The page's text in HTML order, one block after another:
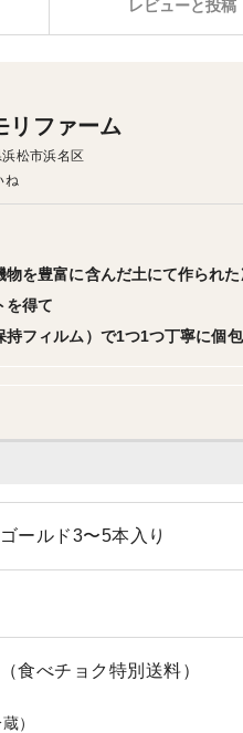
レビューと投稿
ールド3〜5本入り
食べチョク特別送料）
）
リファーム
松市浜名区
ね
を豊富に含んだ土にて作られた
を得て
フィルム）で1つ1つ丁寧に個包